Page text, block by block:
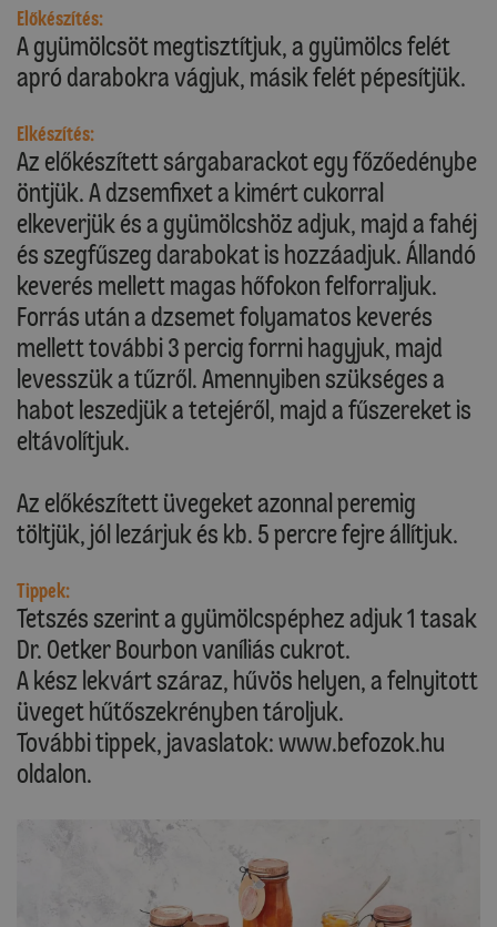
Előkészítés:
A gyümölcsöt megtisztítjuk, a gyümölcs felét
apró darabokra vágjuk, másik felét pépesítjük.
Elkészítés:
Az előkészített sárgabarackot egy főzőedénybe
öntjük. A dzsemfixet a kimért cukorral
elkeverjük és a gyümölcshöz adjuk, majd a fahéj
és szegfűszeg darabokat is hozzáadjuk. Állandó
keverés mellett magas hőfokon felforraljuk.
Forrás után a dzsemet folyamatos keverés
mellett további 3 percig forrni hagyjuk, majd
levesszük a tűzről. Amennyiben szükséges a
habot leszedjük a tetejéről, majd a fűszereket is
eltávolítjuk.
Az előkészített üvegeket azonnal peremig
töltjük, jól lezárjuk és kb. 5 percre fejre állítjuk.
Tippek:
Tetszés szerint a gyümölcspéphez adjuk 1 tasak
Dr. Oetker Bourbon vaníliás cukrot.
A kész lekvárt száraz, hűvös helyen, a felnyitott
üveget hűtőszekrényben tároljuk.
További tippek, javaslatok: www.befozok.hu
oldalon.